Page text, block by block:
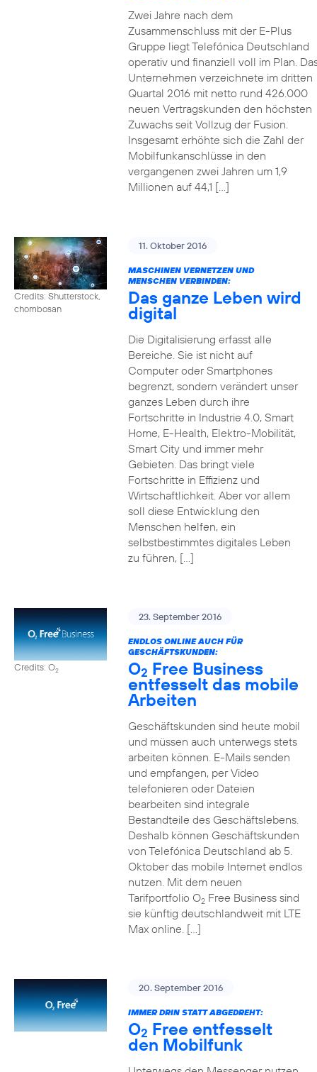
Zwei Jahre nach dem
Zusammenschluss mit der E-Plus
Gruppe liegt Telefónica Deutschland
operativ und finanziell voll im Plan.
Unternehmen verzeichnete im dritten
Quartal 2016 mit netto rund 426.000
neuen Vertragskunden den höchsten
Zuwachs seit Vollzug der Fusion.
Insgesamt erhöhte sich die Zahl der
Mobilfunkanschlüsse in den
vergangenen zwei Jahren um 1,9
Millionen auf 44,1 […]
Credits: Shutterstock,
chombosan
11. Oktober 2016
MASCHINEN VERNETZEN UND
MENSCHEN VERBINDEN:
Das ganze Leben wird
digital
Die Digitalisierung erfasst alle
Bereiche. Sie ist nicht auf
Computer oder Smartphones
begrenzt, sondern verändert unser
ganzes Leben durch ihre
Fortschritte in Industrie 4.0, Smart
Home, E-Health, Elektro-Mobilität,
Smart City und immer mehr
Gebieten. Das bringt viele
Fortschritte in Effizienz und
Wirtschaftlichkeit. Aber vor allem
soll diese Entwicklung den
Menschen helfen, ein
selbstbestimmtes digitales Leben
zu führen, […]
Credits: O2
23. September 2016
ENDLOS ONLINE AUCH FÜR
GESCHÄFTSKUNDEN:
O2 Free Business
entfesselt das mobile
Arbeiten
Geschäftskunden sind heute mobil
und müssen auch unterwegs stets
arbeiten können. E-Mails senden
und empfangen, per Video
telefonieren oder Dateien
bearbeiten sind integrale
Bestandteile des Geschäftslebens.
Deshalb können Geschäftskunden
von Telefónica Deutschland ab 5.
Oktober das mobile Internet endlos
nutzen. Mit dem neuen
Tarifportfolio O2Free Business sind
sie künftig deutschlandweit mit LTE
Max online. […]
20. September 2016
IMMER DRIN STATT ABGEDREHT:
O2 Free entfesselt
den Mobilfunk